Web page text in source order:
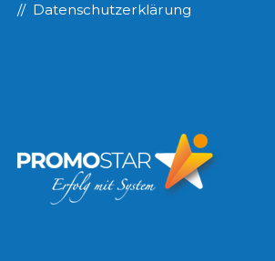
Datenschutzerklärung